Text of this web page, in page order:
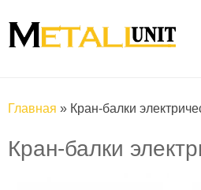
Главная » Кран-балки
Кран-балки